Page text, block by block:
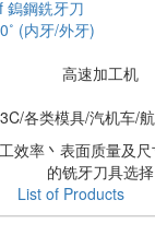
(内牙/外牙)
高速加工机
3C/各类模具/汽机车/
效率丶表面质量及
的铣牙刀具选择
List of Products